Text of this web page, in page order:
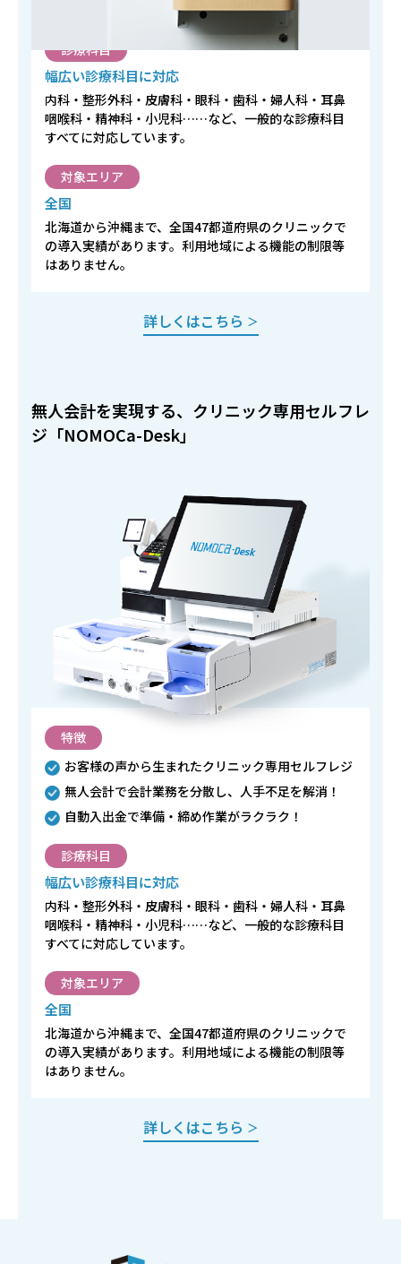
レセコン連携で無人会計も安心・正確！
診療科目
幅広い診療科目に対応
内科・整形外科・皮膚科・眼科・歯科・婦人科・耳鼻
咽喉科・精神科・小児科……など、一般的な診療科目
すべてに対応しています。
対象エリア
全国
北海道から沖縄まで、全国47都道府県のクリニックで
の導入実績があります。利用地域による機能の制限等
はありません。
詳しくはこちら ＞
無人会計を実現する、クリニック専用セルフレ
ジ「NOMOCa-Desk」
特徴
お客様の声から生まれたクリニック専用セルフレジ
無人会計で会計業務を分散し、人手不足を解消！
自動入出金で準備・締め作業がラクラク！
診療科目
幅広い診療科目に対応
内科・整形外科・皮膚科・眼科・歯科・婦人科・耳鼻
咽喉科・精神科・小児科……など、一般的な診療科目
すべてに対応しています。
対象エリア
全国
北海道から沖縄まで、全国47都道府県のクリニックで
の導入実績があります。利用地域による機能の制限等
はありません。
詳しくはこちら ＞